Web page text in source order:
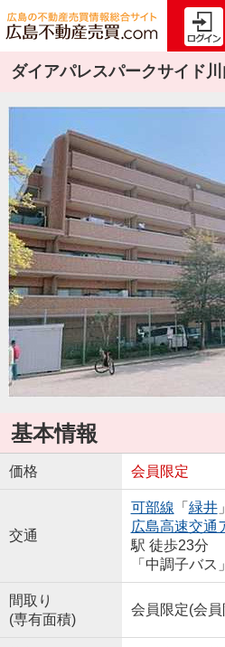
ダイアパレスパークサイド
基本情報
価格 会員限定
交通
可部線 「 緑井
広島高速交通
駅 徒歩23分
「中調子バ
間取り
(専有面積)
会員限定(会員